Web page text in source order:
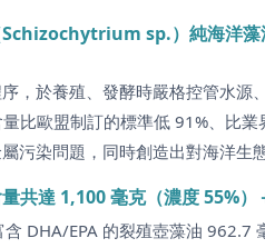
sp.）純海洋
，於養殖、發酵時嚴格控管水
比歐盟制訂的標準低 91%、比
污染問題，同時創造出對海洋生
共達 1,100 毫克（濃度 55%）
DHA/EPA 的裂殖壺藻油 962.7